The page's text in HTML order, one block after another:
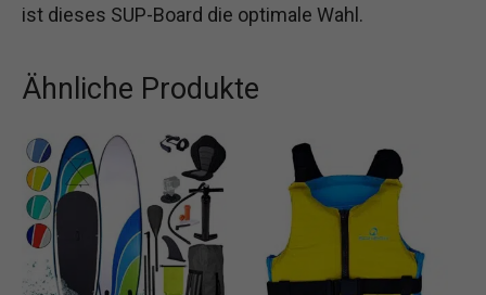
ist dieses SUP-Board die optimale Wahl.
Ähnliche Produkte